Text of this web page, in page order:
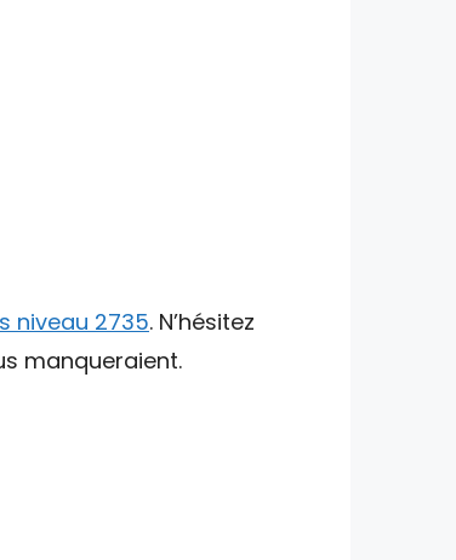
niveau 2735. N’hésitez
manqueraient.